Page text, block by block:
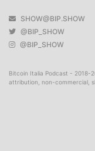
SHOW@BIP.SHOW
@BIP_SHOW
@BIP_SHOW
Bitcoin Italia Podcast - 2018-
attribution, non-commercial,